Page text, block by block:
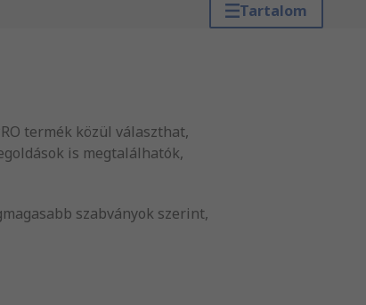
Tartalom
termék közül választhat,
is megtalálhatók,
szabványok szerint,